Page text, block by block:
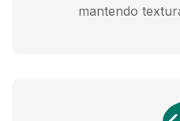
mantendo